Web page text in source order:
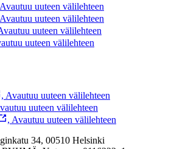
Avautuu uuteen välilehteen
Avautuu uuteen välilehteen
uuteen välilehteen
uuteen välilehteen
, Avautuu uuteen välilehteen
uuteen välilehteen
, Avautuu uuteen välilehteen
34, 00510 Helsinki